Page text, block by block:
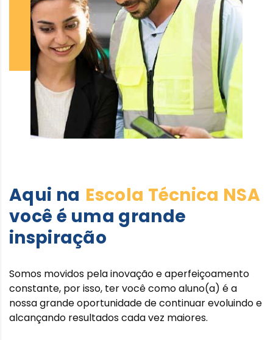
Aqui na Escola Técnica NSA
você é uma grande
inspiração
Somos movidos pela inovação e aperfeiçoamento
constante, por isso, ter você como aluno(a) é a
nossa grande oportunidade de continuar evoluindo e
alcançando resultados cada vez maiores.